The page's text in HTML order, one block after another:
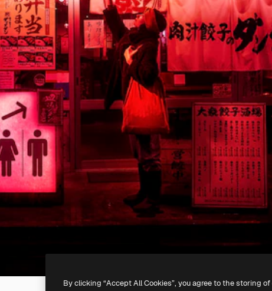
By clicking “Accept All Cookies”, you agree to the storing